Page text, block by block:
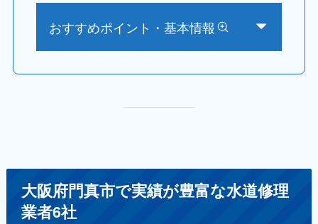
おすすめポイント・基本情報
大阪府門真市で実績が豊富な水道修理
業者6社